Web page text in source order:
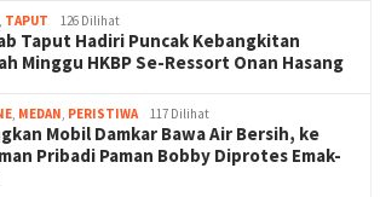
, TAPUT 126 Dilihat
Taput Hadiri Puncak Kebangkitan
Minggu HKBP Se-Ressort Onan Hasang
, MEDAN, PERISTIWA 117 Dilihat
Mobil Damkar Bawa Air Bersih, ke
Pribadi Paman Bobby Diprotes Emak-